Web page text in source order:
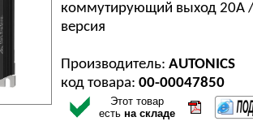
коммутирующий выход 20А
версия
Производитель: AUTONICS
код товара: 00-00047850
Этот товар
есть на складе